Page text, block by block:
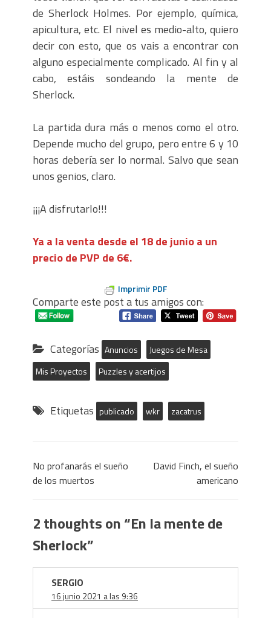
de Sherlock Holmes. Por ejemplo, química,
apicultura, etc. El nivel es medio-alto, quiero
decir con esto, que os vais a encontrar con
alguno especialmente complicado. Al fin y al
cabo, estáis sondeando la mente de
Sherlock.
La partida dura más o menos como el otro.
Depende mucho del grupo, pero entre 6 y 10
horas debería ser lo normal. Salvo que sean
unos genios, claro.
¡¡¡A disfrutarlo!!!
Ya a la venta desde el 18 de junio a un
precio de PVP de 6€.
Imprimir PDF
Comparte este post a tus amigos con:
Categorías Anuncios
Juegos de Mesa
Mis Proyectos
Puzzles y acertijos
Etiquetas publicado wkr zacatrus
No profanarás el sueño
de los muertos
David Finch, el sueño
americano
2 thoughts on “En la mente de
Sherlock”
SERGIO
16 junio 2021 a las 9:36